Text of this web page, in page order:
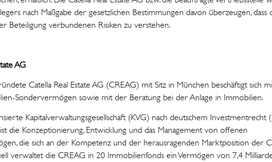
nach Maßgabe der gesetzlichen Bestimmungen davon überzeugen, dass
Beteiligung verbundenen Risiken zu verstehen.
AG
Catella Real Estate AG (CREAG) mit Sitz in München beschäftigt sich
Sondervermögen sowie mit der Beratung bei der Anlage in Immobilien.
Kapitalverwaltungsgesellschaft (KVG) nach deutschem Investmentrecht
die Konzeptionierung, Entwicklung und das Management von offenen
die sich an der Kompetenz und der herausragenden Marktposition der
verwaltet die CREAG in 20 Immobilienfonds ein Vermögen von 7,4